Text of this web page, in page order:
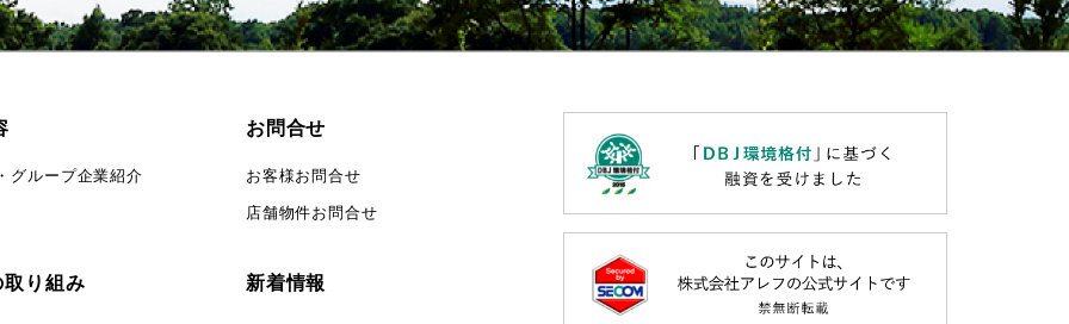
グループ企業紹介
り組み
お問合せ
お客様お問合せ
店舗物件お問合せ
新着情報